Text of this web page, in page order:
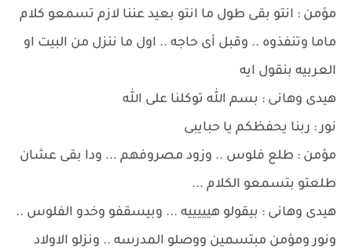
مؤمن : انتو بقى طول ما انتو بعيد عننا لازم تسمعو كلام
ماما وتنفذوه .. وقبل أى حاجه .. اول ما ننزل من البيت او
العربيه بنقول ايه
هيدى وهانى : بسم الله توكلنا على الله
نور : ربنا يحفظكم يا حبايبى
مؤمن : طلع فلوس .. وزود مصروفهم ... ودا بقى عشان
طلعتو بتسمعو الكلام ...
هيدى وهانى : بيقولو هيييييه ... وبيسقفو وخدو الفلوس ..
ونور ومؤمن مبتسمين ووصلو المدرسه .. ونزلو الاولاد